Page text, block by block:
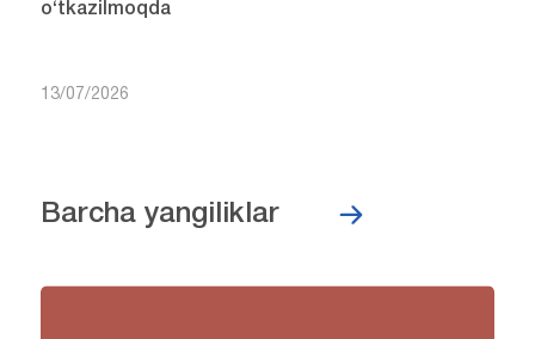
o‘tkazilmoqda
13/07/2026
Barcha yangiliklar